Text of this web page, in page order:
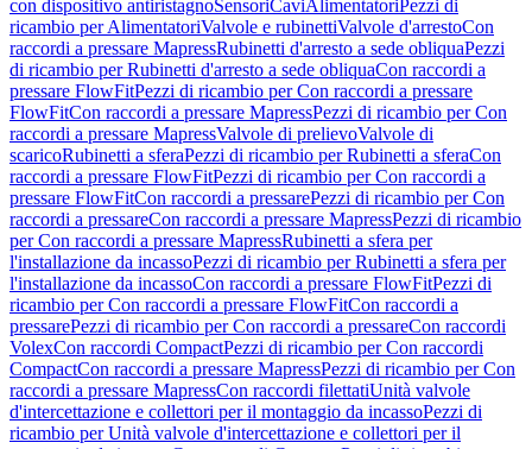
con dispositivo antiristagnoSensoriCaviAlimentatori Pezzi di
ricambio per AlimentatoriValvole e rubinettiValvole d'arrestoCon
raccordi a pressare MapressRubinetti d'arresto a sede obliquaPezzi
di ricambio per Rubinetti d'arresto a sede obliquaCon raccordi a
pressare FlowFitPezzi di ricambio per Con raccordi a pressare
FlowFitCon raccordi a pressare MapressPezzi di ricambio per Con
raccordi a pressare MapressValvole di prelievoValvole di
scaricoRubinetti a sferaPezzi di ricambio per Rubinetti a sferaCon
raccordi a pressare FlowFitPezzi di ricambio per Con raccordi a
pressare FlowFitCon raccordi a pressarePezzi di ricambio per Con
raccordi a pressareCon raccordi a pressare MapressPezzi di ricambio
per Con raccordi a pressare MapressRubinetti a sfera per
l'installazione da incassoPezzi di ricambio per Rubinetti a sfera per
l'installazione da incassoCon raccordi a pressare FlowFitPezzi di
ricambio per Con raccordi a pressare FlowFitCon raccordi a
pressarePezzi di ricambio per Con raccordi a pressareCon raccordi
VolexCon raccordi CompactPezzi di ricambio per Con raccordi
CompactCon raccordi a pressare MapressPezzi di ricambio per Con
raccordi a pressare MapressCon raccordi filettatiUnità valvole
d'intercettazione e collettori per il montaggio da incassoPezzi di
ricambio per Unità valvole d'intercettazione e collettori per il